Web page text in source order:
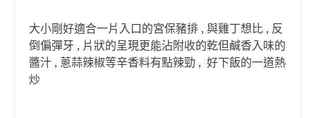
大小剛好適合一片入口的宮保豬排 , 與雞丁想比 , 反
倒偏彈牙 , 片狀的呈現更能沾附收的乾但鹹香入味的
醬汁 , 蔥蒜辣椒等辛香料有點辣勁 , 好下飯的一道熱
炒